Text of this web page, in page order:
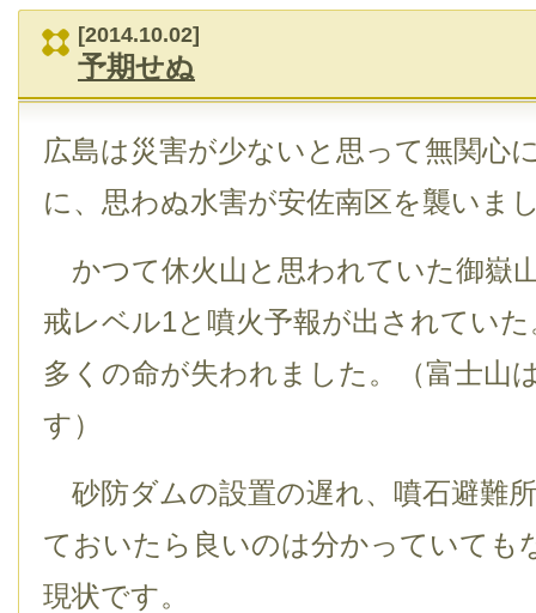
[2014.10.02]
予期せぬ
広島は災害が少ないと思って無関心
に、思わぬ水害が安佐南区を襲いま
かつて休火山と思われていた御嶽
戒レベル1と噴火予報が出されてい
多くの命が失われました。（富士山
す）
砂防ダムの設置の遅れ、噴石避難
ておいたら良いのは分かっていても
現状です。